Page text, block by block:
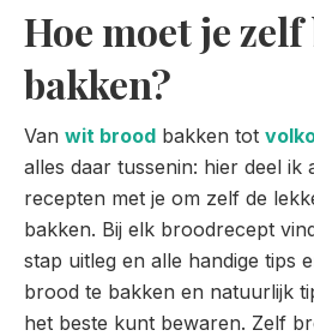
Hoe moet je
bakken?
Van wit brood bakken tot
alles daar tussenin: hier deel ik
recepten met je om zelf de
bakken. Bij elk broodrecept
stap uitleg en alle handige tips
brood te bakken en natuurlijk
het beste kunt bewaren. Zelf